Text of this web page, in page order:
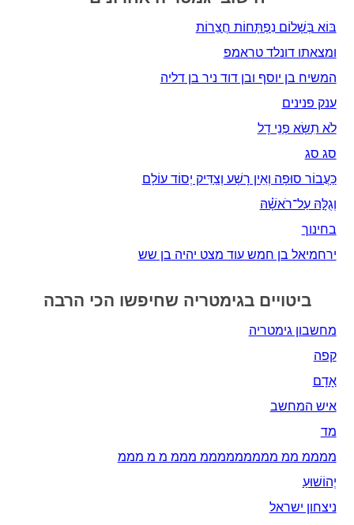
בּוֹא בְּשָׁלוֹם נִפְתָּחוֹת חֲצֵרוֹת
ומצאתו דונלד טראמפ
המשיח בן יוסף ובן דוד ניר בן דליה
ענק פנינים
לֹא תִשָּׂא פְנֵי דָל
סג סג
כַּעֲבוֹר סוּפָה וְאֵין רָשָׁע וְצַדִּיק יְסוֹד עוֹלָם
וְגֻלָּ֣הּ עַל־רֹאשָׁ֗הּ
בחינוך
ירחמיאל בן חמש עוד מצט יהיה בן שש
ביטויים בגימטריה שחיפשו הכי הרבה
מחשבון גימטריה
קפה
אָדָם‎
איש המחשב
מד
ממממ ממ מממממממממ מממ מ מ מממ
יְהוֹשׁוּעַ
ניצחון ישראל